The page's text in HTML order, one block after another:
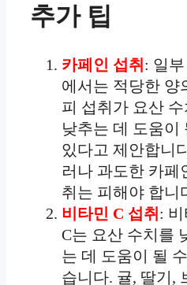
추가 팁
카페인 섭취 : 일
에서는 적당한 양
피 섭취가 요산
낮추는 데 도움이
있다고 제안합니
러나 과도한 카페
취는 피해야 합니
비타민 C 섭취 : 비
C는 요산 수치를
는 데 도움이 될
습니다. 귤, 딸기,